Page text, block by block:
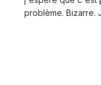
problème. Bizarre.